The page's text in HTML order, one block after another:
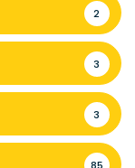
2
3
3